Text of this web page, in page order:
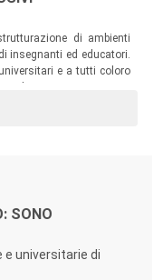
di ambienti
insegnanti ed educatori.
e a tutti coloro
SONO
e universitarie di